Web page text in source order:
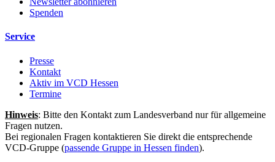
Spenden
Service
Presse
Kontakt
Aktiv im VCD Hessen
Termine
Hinweis: Bitte den Kontakt zum Landesverband nur für allgemeine
Fragen nutzen.
Bei regionalen Fragen kontaktieren Sie direkt die entsprechende
VCD-Gruppe (passende Gruppe in Hessen finden).